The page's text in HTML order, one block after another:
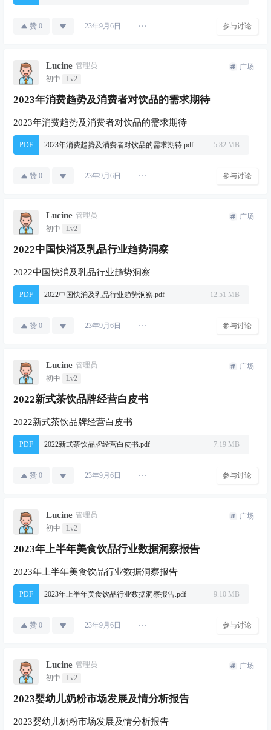
赞 0 23年9月6日 参与讨论
Lucine 管理员
初中
Lv2
广场
2023年消费趋势及消费者对饮品的需求期待
2023年消费趋势及消费者对饮品的需求期待
PDF 2023年消费趋势及消费者对饮品的需求期待.pdf 5.82 MB
赞 0 23年9月6日 参与讨论
Lucine 管理员
初中
Lv2
广场
2022中国快消及乳品行业趋势洞察
2022中国快消及乳品行业趋势洞察
PDF 2022中国快消及乳品行业趋势洞察.pdf 12.51 MB
赞 0 23年9月6日 参与讨论
Lucine 管理员
初中
Lv2
广场
2022新式茶饮品牌经营白皮书
2022新式茶饮品牌经营白皮书
PDF 2022新式茶饮品牌经营白皮书.pdf 7.19 MB
赞 0 23年9月6日 参与讨论
Lucine 管理员
初中
Lv2
广场
2023年上半年美食饮品行业数据洞察报告
2023年上半年美食饮品行业数据洞察报告
PDF 2023年上半年美食饮品行业数据洞察报告.pdf 9.10 MB
赞 0 23年9月6日 参与讨论
Lucine 管理员
初中
Lv2
广场
2023婴幼儿奶粉市场发展及情分析报告
2023婴幼儿奶粉市场发展及情分析报告